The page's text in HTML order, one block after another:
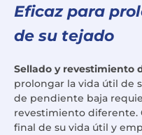
Eficaz para
de su tejado
Sellado y revestimiento
prolongar la vida útil de
de pendiente baja
revestimiento diferente.
final de su vida útil y